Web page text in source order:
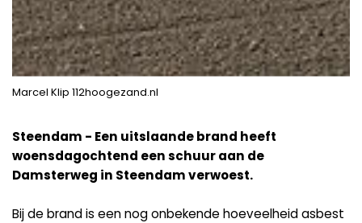
Marcel Klip 112hoogezand.nl
Steendam - Een uitslaande brand heeft
woensdagochtend een schuur aan de
Damsterweg in Steendam verwoest.
Bij de brand is een nog onbekende hoeveelheid asbest